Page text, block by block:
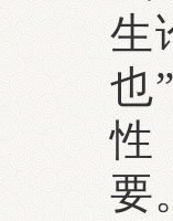
生
也
性
要